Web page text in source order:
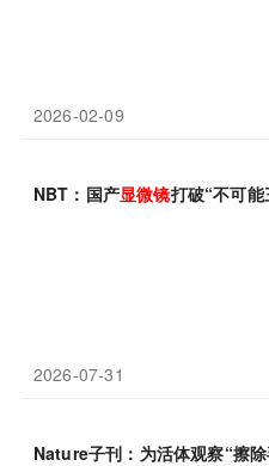
2026-02-09
NBT：国产显微镜打破“不可
2026-07-31
Nature子刊：为活体观察“擦